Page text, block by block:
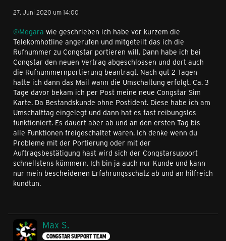
27. Juni 2020 um 14:00
@Megara wie geschrieben ich habe vor kurzem die
Telekomhotline angerufen und mitgeteilt das ich die
Rufnummer zu Congstar portieren will. Dann habe ich bei
Congstar den neuen Vertrag abgeschlossen und dort auch
die Rufnummernportierung beantragt. Nach gut 2 Tagen
hatte ich dann das Mail wann die Umschaltung erfolgt. Ca. 3
Tage davor bekam ich per Post meine neue Congstar Sim
Karte. Da Bestandskunde ohne Postident. Diese habe ich am
Umschalttag eingelegt und dann hat es fast reibungslos
funktioniert. Es dauert aber ab und an den ersten Tag bis
alle Funktionen freigeschaltet waren. Ich denke wenn du
Probleme mit der Portierung oder mit der
Auftragsbestätigung hast wird sich der Congstarsupport
schnellstens kümmern. Ich bin ja auch nur Kunde und kann
nur mein bescheidenen Erfahrungsschatz ab und an hilfreich
kundtun.
Max S.
CONGSTAR SUPPORT TEAM